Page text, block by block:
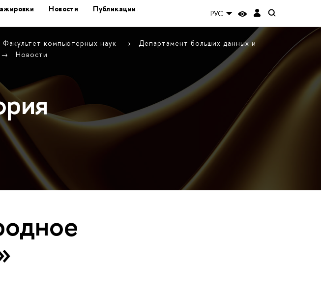
Новости
Публикации
РУС
Факультет компьютерных наук
Департамент больших данных и
Новости